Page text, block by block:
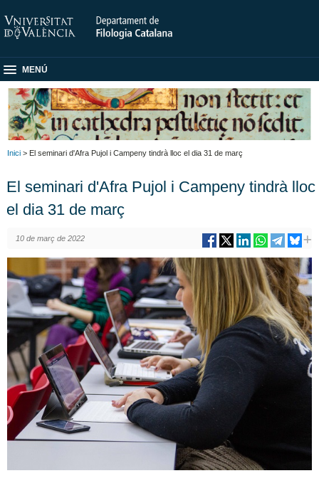
MENÚ
Inici > El seminari d'Afra Pujol i Campeny tindrà lloc el dia 31 de març
El seminari d'Afra Pujol i Campeny tindrà lloc
el dia 31 de març
10 de març de 2022